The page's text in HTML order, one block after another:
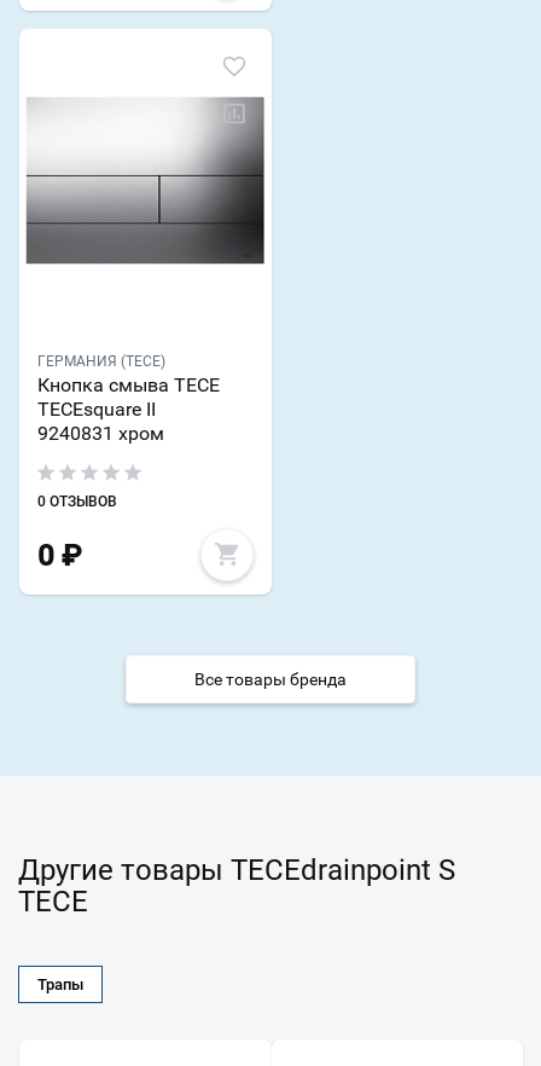
ГЕРМАНИЯ (TECE)
Кнопка смыва TECE
TECEsquare II
9240831 хром
0 ОТЗЫВОВ
0 ₽
Все товары бренда
Другие товары TECEdrainpoint S
TECE
Трапы